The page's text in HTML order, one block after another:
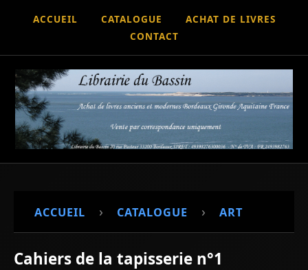
ACCUEIL CATALOGUE
ACHAT DE LIVRES
CONTACT
ACCUEIL › CATALOGUE › ART
Cahiers de la tapisserie n°1